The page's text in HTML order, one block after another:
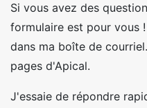
Si vous avez des
formulaire est pour vous
dans ma boîte de
pages d'Apical.
J'essaie de répondre